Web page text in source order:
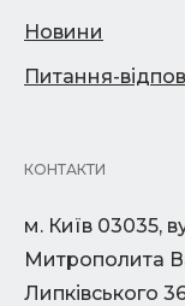
Новини
Питання-
КОНТАКТИ
м. Київ 03035,
Митрополита
Липківського